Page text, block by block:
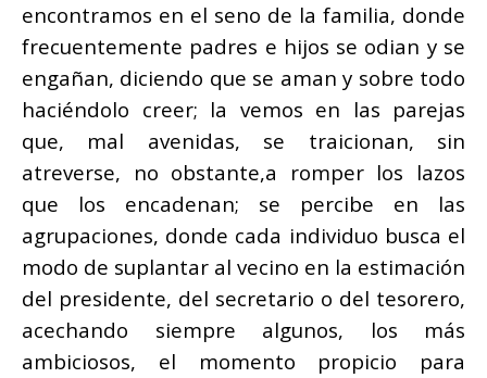
encontramos en el seno de la familia, donde
frecuentemente padres e hijos se odian y se
engañan, diciendo que se aman y sobre todo
haciéndolo creer; la vemos en las parejas
que, mal avenidas, se traicionan, sin
atreverse, no obstante,a romper los lazos
que los encadenan; se percibe en las
agrupaciones, donde cada individuo busca el
modo de suplantar al vecino en la estimación
del presidente, del secretario o del tesorero,
acechando siempre algunos, los más
ambiciosos, el momento propicio para